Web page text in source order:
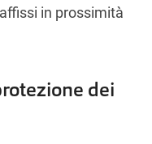
in prossimità
dei